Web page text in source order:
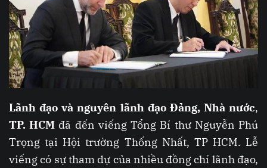
Lãnh đạo và nguyên lãnh đạo Đảng, Nhà nước,
TP. HCM đã đến viếng Tổng Bí thư Nguyễn Phú
Trọng tại Hội trường Thống Nhất, TP HCM. Lễ
viếng có sự tham dự của nhiều đồng chí lãnh đạo,